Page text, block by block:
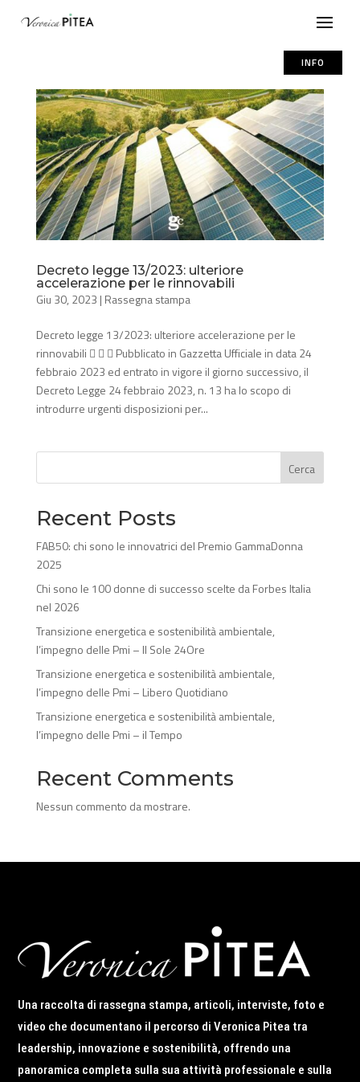
INFO
Decreto legge 13/2023: ulteriore
accelerazione per le rinnovabili
Giu 30, 2023 | Rassegna stampa
Decreto legge 13/2023: ulteriore accelerazione per le
rinnovabili    Pubblicato in Gazzetta Ufficiale in data 24
febbraio 2023 ed entrato in vigore il giorno successivo, il
Decreto Legge 24 febbraio 2023, n. 13 ha lo scopo di
introdurre urgenti disposizioni per...
Cerca
Recent Posts
FAB50: chi sono le innovatrici del Premio GammaDonna
2025
Chi sono le 100 donne di successo scelte da Forbes Italia
nel 2026
Transizione energetica e sostenibilità ambientale,
l’impegno delle Pmi – Il Sole 24Ore
Transizione energetica e sostenibilità ambientale,
l’impegno delle Pmi – Libero Quotidiano
Transizione energetica e sostenibilità ambientale,
l’impegno delle Pmi – il Tempo
Recent Comments
Nessun commento da mostrare.
Una raccolta di rassegna stampa, articoli, interviste, foto e
video che documentano il percorso di Veronica Pitea tra
leadership, innovazione e sostenibilità, offrendo una
panoramica completa sulla sua attività professionale e sulla